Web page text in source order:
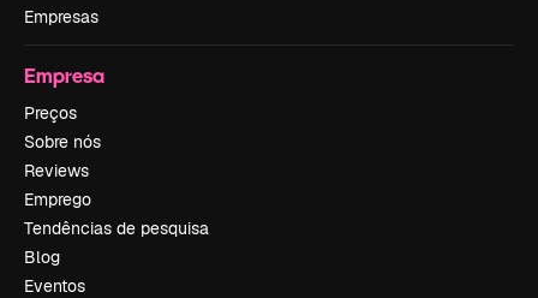
Empresas
Empresa
Preços
Sobre nós
Reviews
Emprego
Tendências de pesquisa
Blog
Eventos